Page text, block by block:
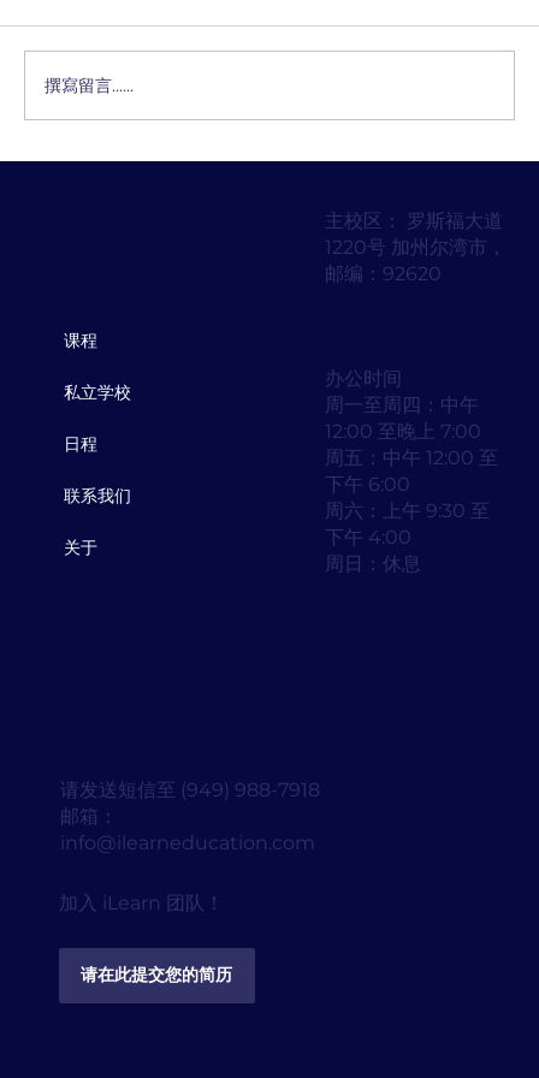
撰寫留言......
加入 iLearn 团队！
请在此提交您的简历
主校区： 罗斯福大道
1220号 加州尔湾市，
邮编：92620
课程
私立学校
日程
联系我们
关于
办公时间
周一至周四：中午
12:00 至晚上 7:00
周五：中午 12:00 至
下午 6:00
周六：上午 9:30 至
下午 4:00
周日：休息
请发送短信至 (949) 988-7918
邮箱：
info@ilearneducation.com